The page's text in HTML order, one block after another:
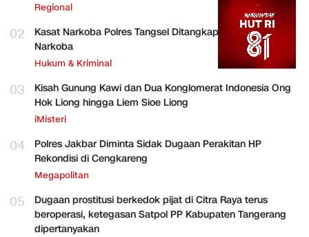
Regional
02
Kasat Narkoba Polres Tangsel Ditangkap, Diduga Terlibat
Narkoba
Hukum & Kriminal
03
Kisah Gunung Kawi dan Dua Konglomerat Indonesia Ong
Hok Liong hingga Liem Sioe Liong
iMisteri
04
Polres Jakbar Diminta Sidak Dugaan Perakitan HP
Rekondisi di Cengkareng
Megapolitan
05
Dugaan prostitusi berkedok pijat di Citra Raya terus
beroperasi, ketegasan Satpol PP Kabupaten Tangerang
dipertanyakan